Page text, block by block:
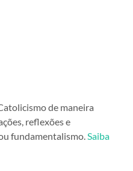
de maneira
reflexões e
fundamentalismo.Saiba